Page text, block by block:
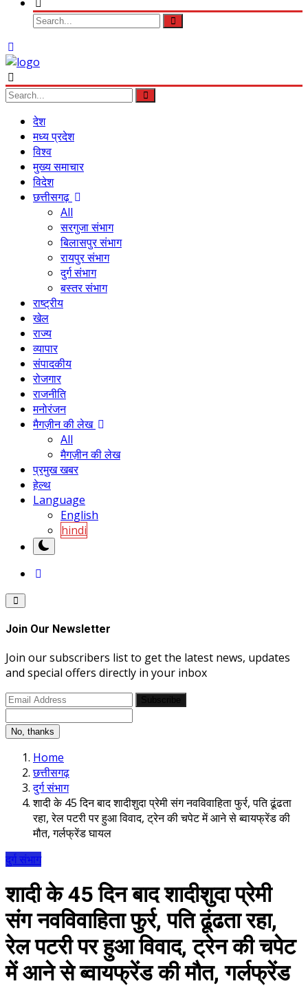
देश
मध्य प्रदेश
विश्व
मुख्य समाचार
विदेश
छत्तीसगढ़
All
सरगुजा संभाग
बिलासपुर संभाग
रायपुर संभाग
दुर्ग संभाग
बस्तर संभाग
राष्ट्रीय
खेल
राज्य
व्यापार
संपादकीय
रोजगार
राजनीति
मनोरंजन
मैगज़ीन की लेख
All
मैगज़ीन की लेख
प्रमुख खबर
हेल्थ
Language
English
hindi
Join Our Newsletter
Join our subscribers list to get the latest news, updates
and special offers directly in your inbox
No, thanks
Home
छत्तीसगढ़
दुर्ग संभाग
शादी के 45 दिन बाद शादीशुदा प्रेमी संग नवविवाहिता फुर्र, पति ढूंढता
रहा, रेल पटरी पर हुआ विवाद, ट्रेन की चपेट में आने से ब्वायफ्रेंड की
मौत, गर्लफ्रेंड घायल
दुर्ग संभाग
शादी के 45 दिन बाद शादीशुदा प्रेमी
संग नवविवाहिता फुर्र, पति ढूंढता रहा,
रेल पटरी पर हुआ विवाद, ट्रेन की चपेट
में आने से ब्वायफ्रेंड की मौत, गर्लफ्रेंड